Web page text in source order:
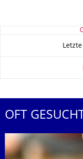
Zu dieser Seite
OFT GESUCHT